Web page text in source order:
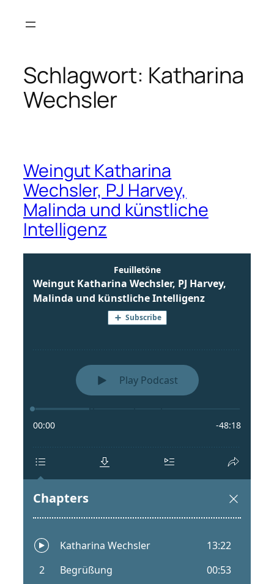
Inhalt
Schlagwort: Katharina
Wechsler
Weingut Katharina
Wechsler, PJ Harvey,
Malinda und künstliche
Intelligenz